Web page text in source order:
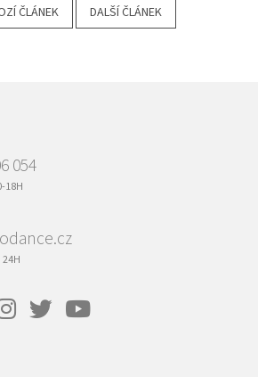
ČLÁNEK DALŠÍ ČLÁNEK
054
18H
24H